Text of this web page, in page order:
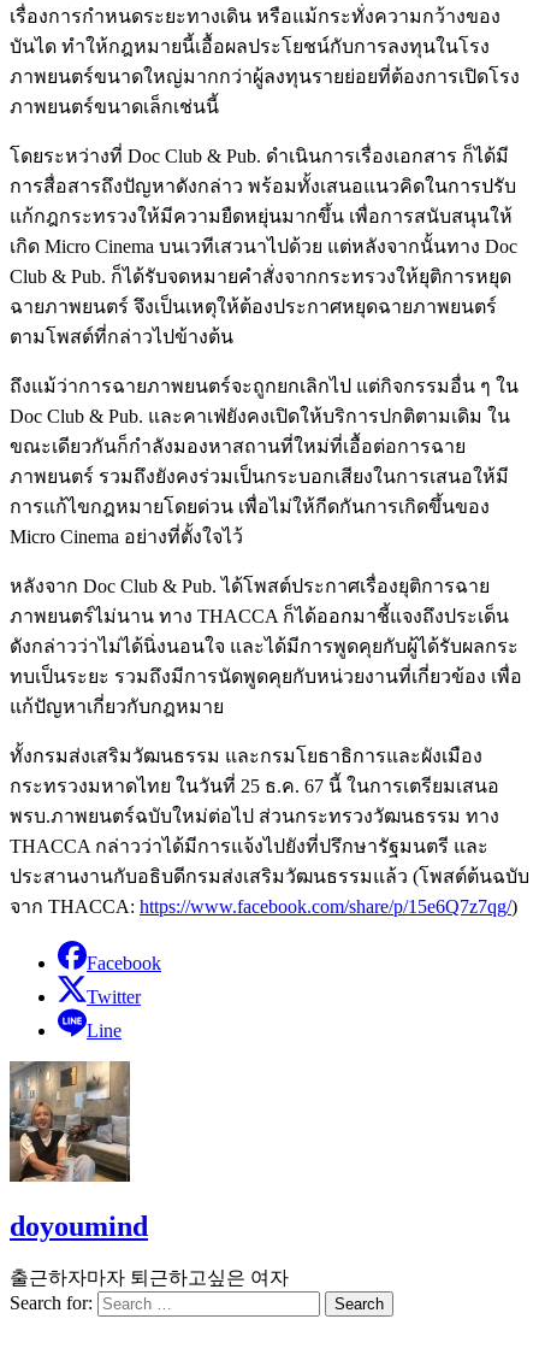
เรื่องการกำหนดระยะทางเดิน หรือแม้กระทั่งความกว้างของ
บันได ทำให้กฎหมายนี้เอื้อผลประโยชน์กับการลงทุนในโรง
ภาพยนตร์ขนาดใหญ่มากกว่าผู้ลงทุนรายย่อยที่ต้องการเปิดโรง
ภาพยนตร์ขนาดเล็กเช่นนี้
โดยระหว่างที่ Doc Club & Pub. ดำเนินการเรื่องเอกสาร ก็ได้มี
การสื่อสารถึงปัญหาดังกล่าว พร้อมทั้งเสนอแนวคิดในการปรับ
แก้กฎกระทรวงให้มีความยืดหยุ่นมากขึ้น เพื่อการสนับสนุนให้
เกิด Micro Cinema บนเวทีเสวนาไปด้วย แต่หลังจากนั้นทาง Doc
Club & Pub. ก็ได้รับจดหมายคำสั่งจากกระทรวงให้ยุติการหยุด
ฉายภาพยนตร์ จึงเป็นเหตุให้ต้องประกาศหยุดฉายภาพยนตร์
ตามโพสต์ที่กล่าวไปข้างต้น
ถึงแม้ว่าการฉายภาพยนตร์จะถูกยกเลิกไป แต่กิจกรรมอื่น ๆ ใน
Doc Club & Pub. และคาเฟ่ยังคงเปิดให้บริการปกติตามเดิม ใน
ขณะเดียวกันก็กำลังมองหาสถานที่ใหม่ที่เอื้อต่อการฉาย
ภาพยนตร์ รวมถึงยังคงร่วมเป็นกระบอกเสียงในการเสนอให้มี
การแก้ไขกฎหมายโดยด่วน เพื่อไม่ให้กีดกันการเกิดขึ้นของ
Micro Cinema อย่างที่ตั้งใจไว้
หลังจาก Doc Club & Pub. ได้โพสต์ประกาศเรื่องยุติการฉาย
ภาพยนตร์ไม่นาน ทาง THACCA ก็ได้ออกมาชี้แจงถึงประเด็น
ดังกล่าวว่าไม่ได้นิ่งนอนใจ และได้มีการพูดคุยกับผู้ได้รับผลกระ
ทบเป็นระยะ รวมถึงมีการนัดพูดคุยกับหน่วยงานที่เกี่ยวข้อง เพื่อ
แก้ปัญหาเกี่ยวกับกฎหมาย
ทั้งกรมส่งเสริมวัฒนธรรม และกรมโยธาธิการและผังเมือง
กระทรวงมหาดไทย ในวันที่ 25 ธ.ค. 67 นี้ ในการเตรียมเสนอ
พรบ.ภาพยนตร์ฉบับใหม่ต่อไป ส่วนกระทรวงวัฒนธรรม ทาง
THACCA กล่าวว่าได้มีการแจ้งไปยังที่ปรึกษารัฐมนตรี และ
ประสานงานกับอธิบดีกรมส่งเสริมวัฒนธรรมแล้ว (โพสต์ต้นฉบับ
จาก THACCA: https://www.facebook.com/share/p/15e6Q7z7qg/)
Facebook
Twitter
Line
doyoumind
출근하자마자 퇴근하고싶은 여자
Search for: